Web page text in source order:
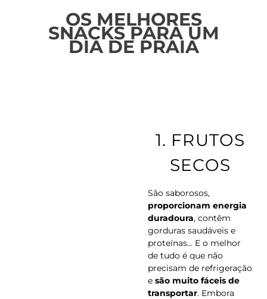
OS MELHORES
SNACKS PARA UM
DIA DE PRAIA
1. FRUTOS
SECOS
São saborosos,
proporcionam energia
duradoura, contêm
gorduras saudáveis e
proteínas... E o melhor
de tudo é que não
precisam de refrigeração
e são muito fáceis de
transportar. Embora